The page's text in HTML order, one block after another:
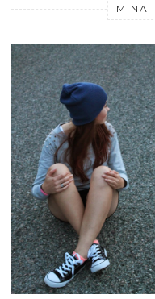
MINA